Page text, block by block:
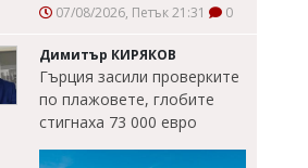
07/08/2026, Петък 21:31 0
Димитър КИРЯКОВ
Гърция засили проверките
по плажовете, глобите
стигнаха 73 000 евро